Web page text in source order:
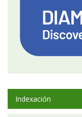
Indexación